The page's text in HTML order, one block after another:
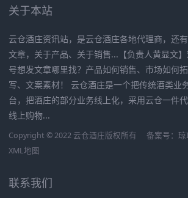
关于本站
云仓酒庄资讯站，是云仓酒庄各地代理商，还
文章，关于产品、关于销售...【负责人黄显文
号想发文章哪里找？产品如何销售、市场如何
写、文案素材！ 云仓酒庄是一个把传统酒类业
台，把酒庄的部分业务线上化，采用云仓一件代
线上购物...
Copyright © 2022 云仓酒庄版权所有 备案号： 琼
XML地图
联系我们